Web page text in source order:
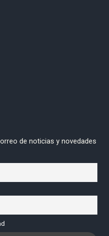
de noticias y novedades